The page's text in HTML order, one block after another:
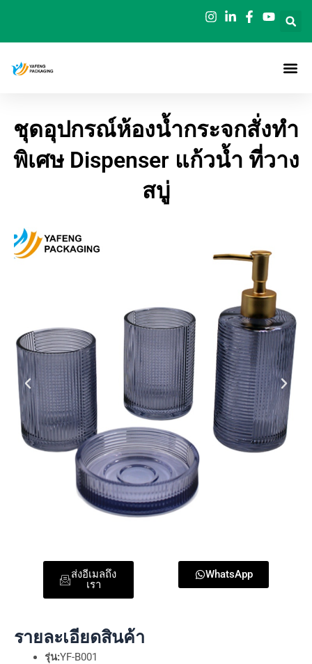
ยัง
ชุดอุปกรณ์ห้องน้ำกระจกสั่งทำ
พิเศษ Dispenser แก้วน้ำ ที่วาง
สบู่
ส่งอีเมลถึง
เรา
WhatsApp
รายละเอียดสินค้า
รุ่น:YF-B001